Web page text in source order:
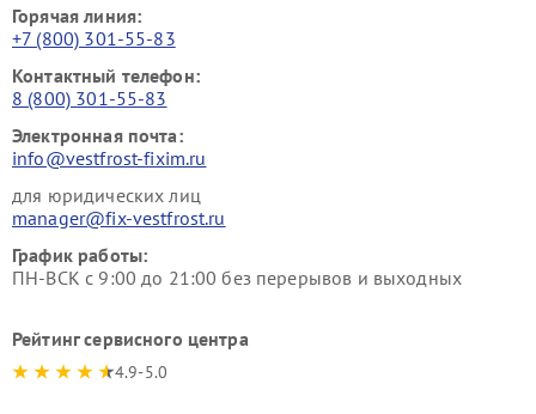
Горячая линия:
+7 (800) 301-55-83
Контактный телефон:
8 (800) 301-55-83
Электронная почта:
info@vestfrost-fixim.ru
для юридических лиц
manager@fix-vestfrost.ru
График работы:
ПН-ВСК с 9:00 до 21:00 без перерывов и выходных
Рейтинг сервисного центра
4.9-5.0